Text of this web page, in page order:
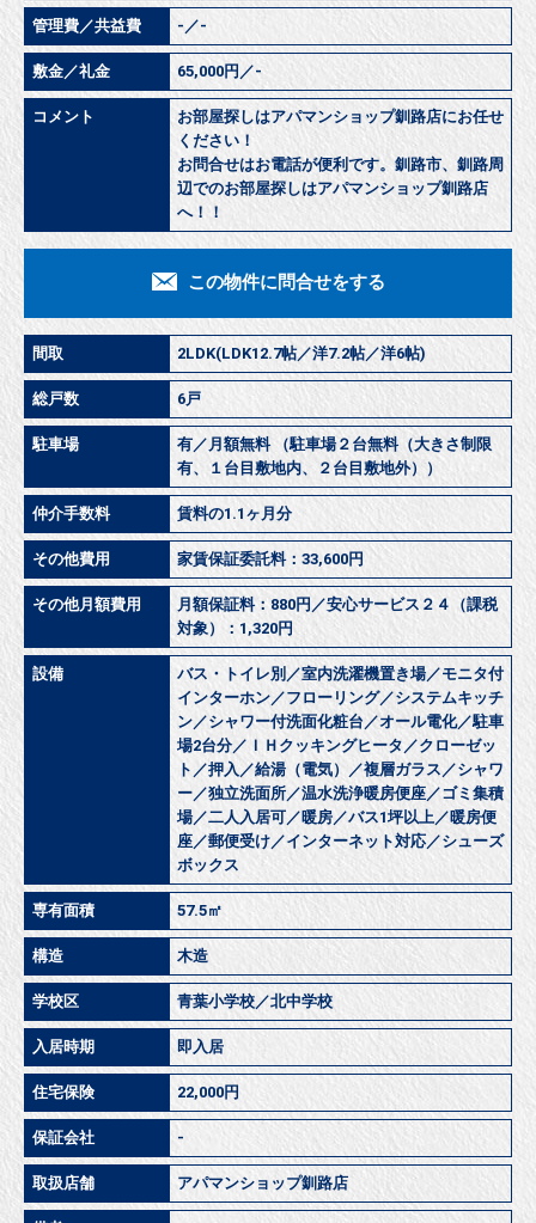
管理費／共益費 -／-
敷金／礼金 65,000円／-
コメント
お部屋探しはアパマンショップ釧路店にお任せ
ください！
お問合せはお電話が便利です。釧路市、釧路周
辺でのお部屋探しはアパマンショップ釧路店
へ！！
この物件に問合せをする
間取 2LDK(LDK12.7帖／洋7.2帖／洋6帖)
総戸数 6戸
駐車場
有／月額無料 （駐車場２台無料（大きさ制限
有、１台目敷地内、２台目敷地外））
仲介手数料 賃料の1.1ヶ月分
その他費用 家賃保証委託料：33,600円
その他月額費用
月額保証料：880円／安心サービス２４（課税
対象）：1,320円
設備
バス・トイレ別／室内洗濯機置き場／モニタ付
インターホン／フローリング／システムキッチ
ン／シャワー付洗面化粧台／オール電化／駐車
場2台分／ＩＨクッキングヒータ／クローゼッ
ト／押入／給湯（電気）／複層ガラス／シャワ
ー／独立洗面所／温水洗浄暖房便座／ゴミ集積
場／二人入居可／暖房／バス1坪以上／暖房便
座／郵便受け／インターネット対応／シューズ
ボックス
専有面積 57.5㎡
構造 木造
学校区 青葉小学校／北中学校
入居時期 即入居
住宅保険 22,000円
保証会社 -
取扱店舗 アパマンショップ釧路店